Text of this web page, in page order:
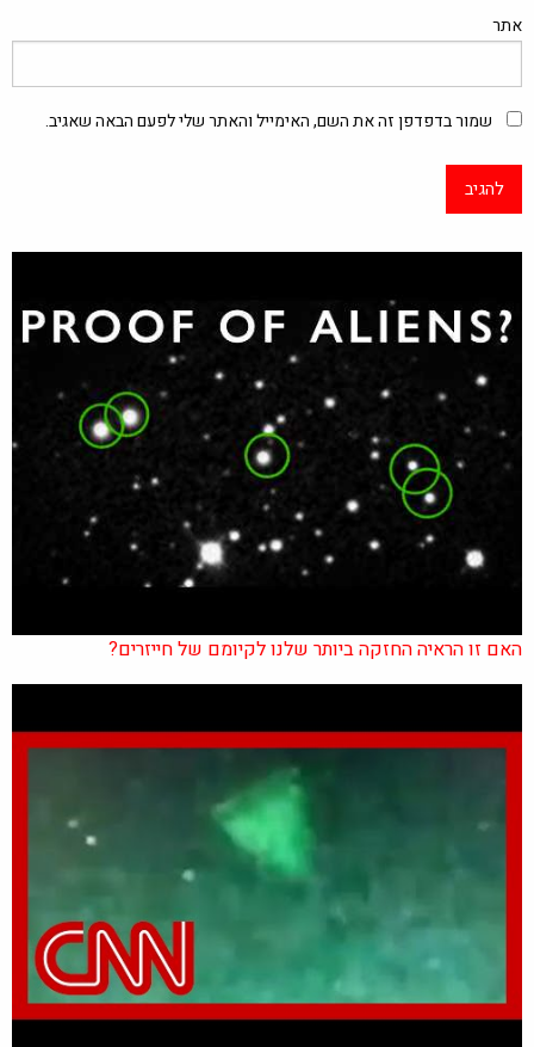
אתר
שמור בדפדפן זה את השם, האימייל והאתר שלי לפעם הבאה שאגיב.
האם זו הראיה החזקה ביותר שלנו לקיומם של חייזרים?